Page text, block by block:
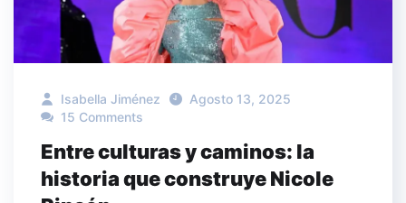
Isabella Jiménez
Agosto 13, 2025
15 Comments
Entre culturas y caminos: la
historia que construye Nicole